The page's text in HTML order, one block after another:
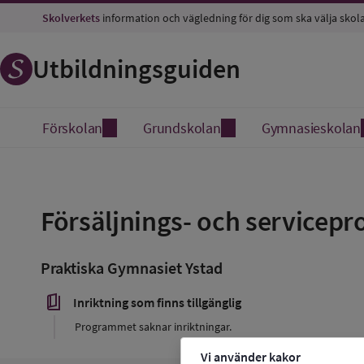
Vi använder kakor
Skolverkets information och vägledning för dig som ska välja
Utbildningsguiden
Förskolan Grundskolan Gymnasieskolan
Försäljnings- och
favorit
Praktiska Gymnasiet Ystad
book_5 Inriktning som finns tillgänglig
Programmet saknar inriktningar.